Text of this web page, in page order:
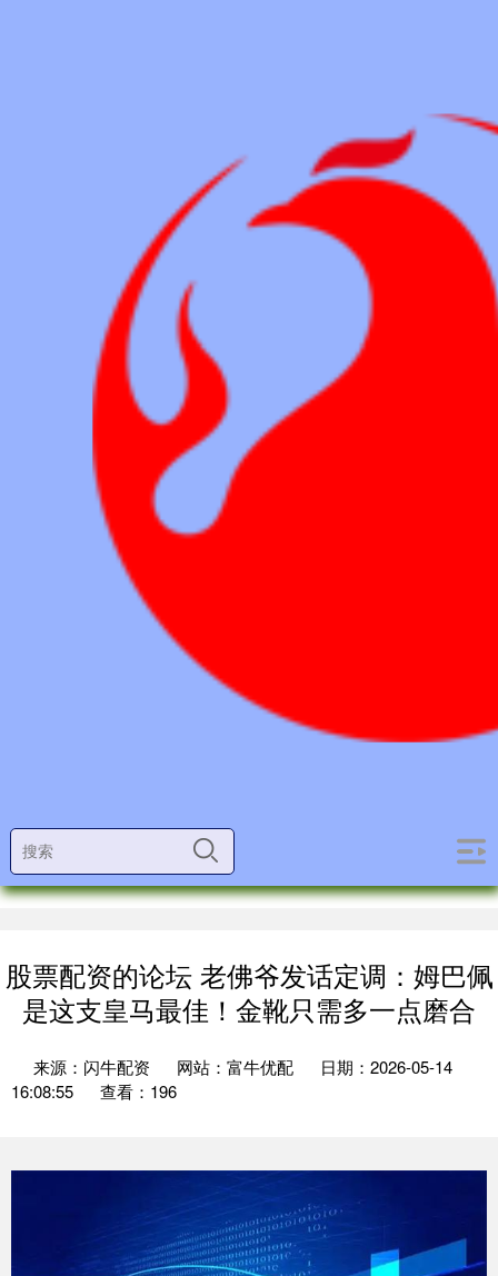
股票配资的论坛 老佛爷发话定调：姆巴佩
是这支皇马最佳！金靴只需多一点磨合
来源：闪牛配资 网站：富牛优配
日期：2026-05-14
16:08:55
查看：196